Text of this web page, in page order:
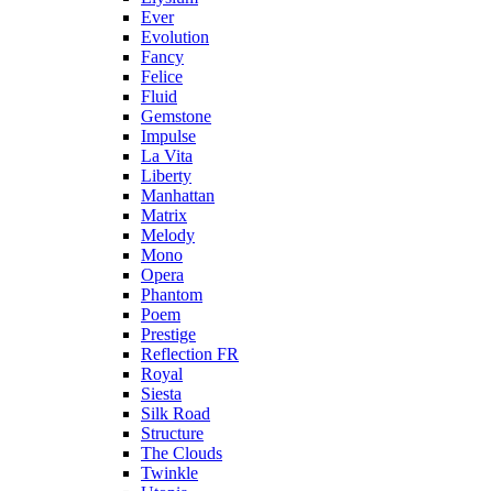
Ever
Evolution
Fancy
Felice
Fluid
Gemstone
Impulse
La Vita
Liberty
Manhattan
Matrix
Melody
Mono
Opera
Phantom
Poem
Prestige
Reflection FR
Royal
Siesta
Silk Road
Structure
The Clouds
Twinkle